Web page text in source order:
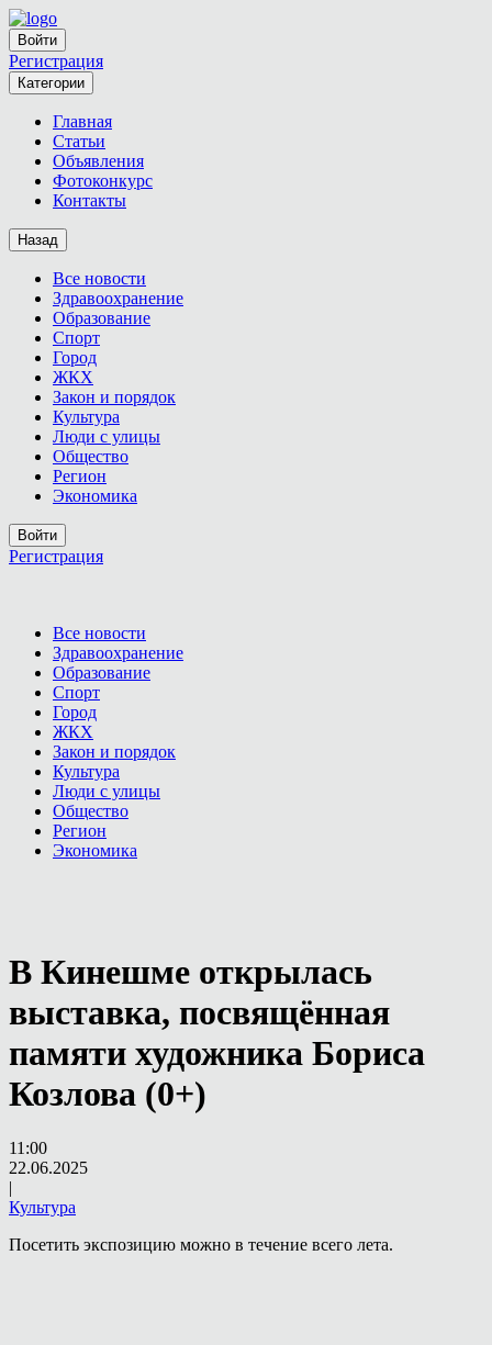
Войти
Регистрация
Категории
Главная
Статьи
Объявления
Фотоконкурс
Контакты
Назад
Все новости
Здравоохранение
Образование
Спорт
Город
ЖКХ
Закон и порядок
Культура
Люди с улицы
Общество
Регион
Экономика
Войти
Регистрация
Все новости
Здравоохранение
Образование
Спорт
Город
ЖКХ
Закон и порядок
Культура
Люди с улицы
Общество
Регион
Экономика
В Кинешме открылась
выставка, посвящённая
памяти художника Бориса
Козлова (0+)
11:00
22.06.2025
|
Культура
Посетить экспозицию можно в течение всего лета.